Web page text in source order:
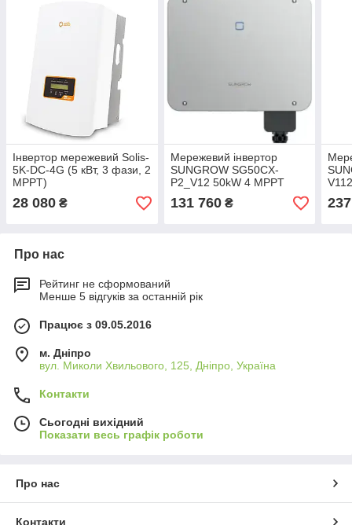
Інвертор мережевий Solis-
5K-DC-4G (5 кВт, 3 фази, 2
MPPT)
28 080 ₴
Мережевий інвертор
SUNGROW SG50CX-
P2_V12 50kW 4 MPPT
220/380V Трифазний
(ASG01767)
131 760₴
Про нас
Рейтинг не сформований
Менше 5 відгуків за останній рік
Працює з 09.05.2016
м. Дніпро
вул. Миколи Хвильового, 125, Дніпро, Україна
Контакти
Сьогодні вихідний
Показати весь графік роботи
Про нас
Контакти